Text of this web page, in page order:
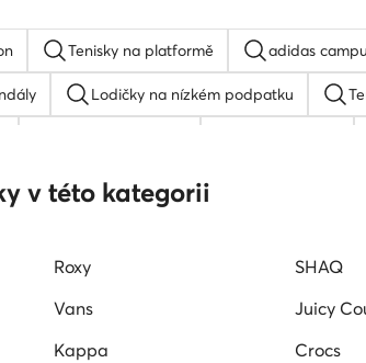
Tenisky na platformě adidas
Lodičky na nízkém podpatku
Reebok Club C 85 Boty k obleku
v této kategorii
Roxy SHAQ
Vans Juicy
Kappa Crocs